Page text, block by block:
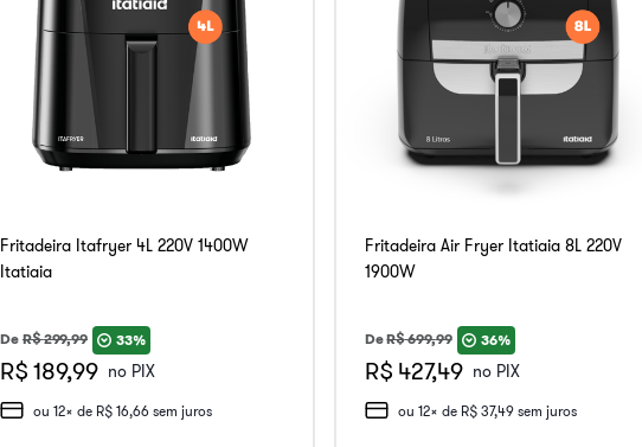
Fritadeira Itafryer 4L 220V 1400W
Itatiaia
De R$299,99 33%
R$ 189,99 no PIX
ou12x de R$ 16,66 sem juros
Fritadeira Air Fryer Itatiaia 8L 220V
1900W
DeR$699,99 36%
R$ 427,49 no PIX
ou 12x de R$ 37,49sem juros